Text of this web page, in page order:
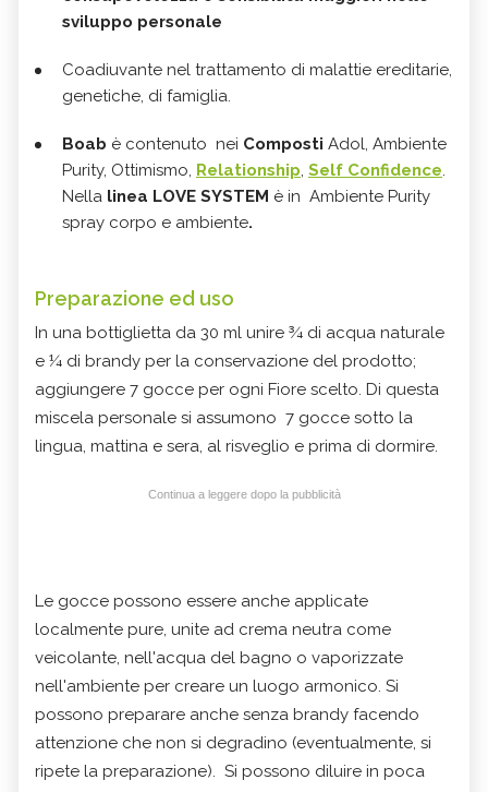
sviluppo personale
Coadiuvante nel trattamento di malattie ereditarie,
genetiche, di famiglia.
Boab è contenuto nei Composti Adol, Ambiente
Purity, Ottimismo, Relationship, Self Confidence.
Nella linea LOVE SYSTEM è in Ambiente Purity
spray corpo e ambiente.
Preparazione ed uso
In una bottiglietta da 30 ml unire ¾ di acqua naturale
e ¼ di brandy per la conservazione del prodotto;
aggiungere 7 gocce per ogni Fiore scelto. Di questa
miscela personale si assumono 7 gocce sotto la
lingua, mattina e sera, al risveglio e prima di dormire.
Continua a leggere dopo la pubblicità
Le gocce possono essere anche applicate
localmente pure, unite ad crema neutra come
veicolante, nell'acqua del bagno o vaporizzate
nell'ambiente per creare un luogo armonico. Si
possono preparare anche senza brandy facendo
attenzione che non si degradino (eventualmente, si
ripete la preparazione). Si possono diluire in poca